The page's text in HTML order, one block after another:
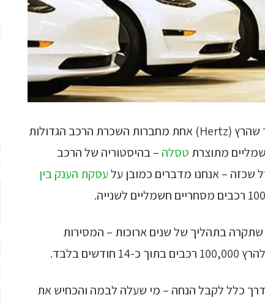
אם אתם חיים באותה הפלנטה שלנו, בטח שמעתם כבר שהרץ (Hertz) אחת מחברות השכרת הרכב הגדולות
טסלה – בהיסטוריה של הרכב
שכזה – אנחנו מדברים כמובן עלעסקת הענק בין
בתהליך של שנים ארוכות – המסירות
בלבד.
כלל לקבל הנחה – מי שעלה לבמה והכחיש את